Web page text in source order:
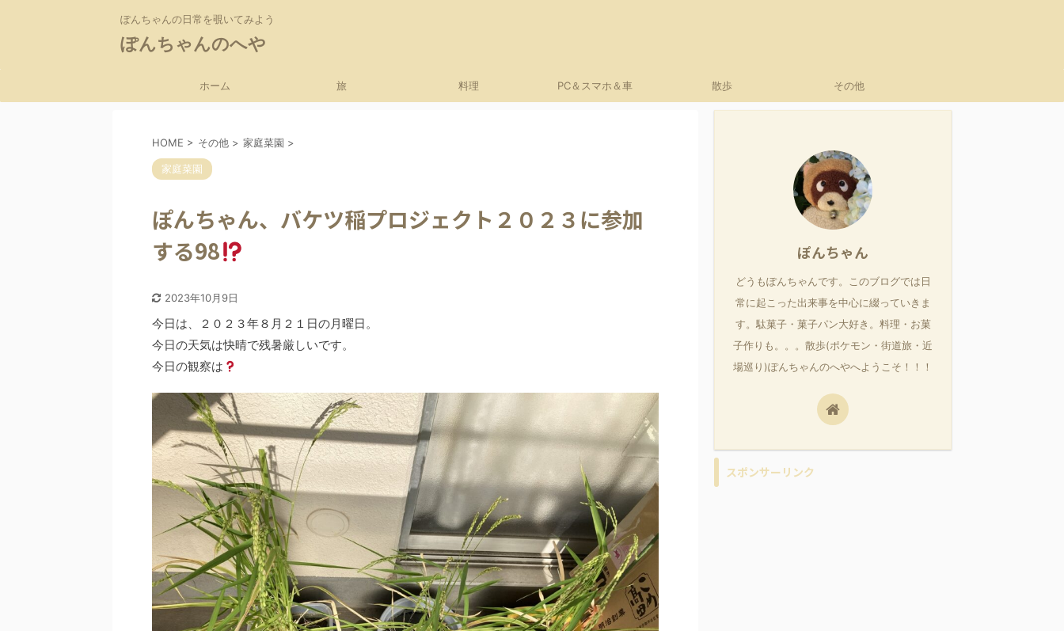
ぽんちゃんの日常を覗いてみよう
ぽんちゃんのへや
ホーム 旅 料理 PC＆スマホ＆車 散歩 その他
HOME > その他 > 家庭菜園 >
家庭菜園
ぽんちゃん、バケツ稲プロジェクト２０２３に参加
する98
2023年10月9日
今日は、２０２３年８月２１日の月曜日。
今日の天気は快晴で残暑厳しいです。
今日の観察は
ぽんちゃん
どうもぽんちゃんです。このブログでは日
常に起こった出来事を中心に綴っていきま
す。駄菓子・菓子パン大好き。料理・お菓
子作りも。。。散歩(ポケモン・街道旅・近
場巡り)ぽんちゃんのへやへようこそ！！！
スポンサーリンク